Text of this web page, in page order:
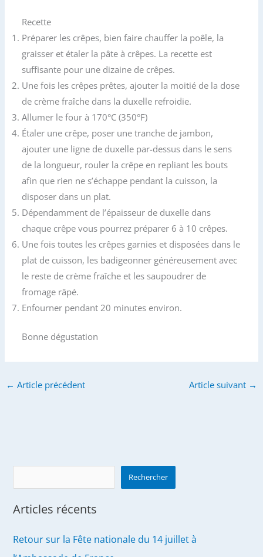
Recette
Préparer les crêpes, bien faire chauffer la poêle, la
graisser et étaler la pâte à crêpes. La recette est
suffisante pour une dizaine de crêpes.
Une fois les crêpes prêtes, ajouter la moitié de la dose
de crème fraîche dans la duxelle refroidie.
Allumer le four à 170°C (350°F)
Étaler une crêpe, poser une tranche de jambon,
ajouter une ligne de duxelle par-dessus dans le sens
de la longueur, rouler la crêpe en repliant les bouts
afin que rien ne s’échappe pendant la cuisson, la
disposer dans un plat.
Dépendamment de l’épaisseur de duxelle dans
chaque crêpe vous pourrez préparer 6 à 10 crêpes.
Une fois toutes les crêpes garnies et disposées dans le
plat de cuisson, les badigeonner généreusement avec
le reste de crème fraîche et les saupoudrer de
fromage râpé.
Enfourner pendant 20 minutes environ.
Bonne dégustation
← Article précédent Article suivant →
Rechercher
Articles récents
Retour sur la Fête nationale du 14 juillet à